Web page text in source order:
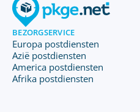
BEZORGSERVICE
Europa postdiensten
Azië postdiensten
America postdiensten
Afrika postdiensten